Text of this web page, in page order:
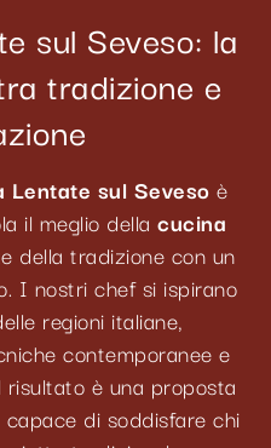
sul Seveso: la
tradizione e
Lentate sul Seveso è
il meglio della cucina
della tradizione con un
I nostri chef si ispirano
regioni italiane,
contemporanee e
è una proposta
di soddisfare chi